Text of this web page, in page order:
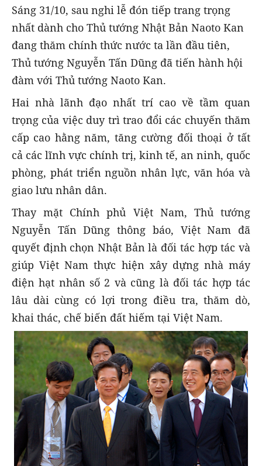
Sáng 31/10, sau nghi lễ đón tiếp trang trọng
nhất dành cho Thủ tướng Nhật Bản Naoto Kan
đang thăm chính thức nước ta lần đầu tiên,
Thủ tướng Nguyễn Tấn Dũng đã tiến hành hội
đàm với Thủ tướng Naoto Kan.
Hai nhà lãnh đạo nhất trí cao về tầm quan
trọng của việc duy trì trao đổi các chuyến thăm
cấp cao hằng năm, tăng cường đối thoại ở tất
cả các lĩnh vực chính trị, kinh tế, an ninh, quốc
phòng, phát triển nguồn nhân lực, văn hóa và
giao lưu nhân dân.
Thay mặt Chính phủ Việt Nam, Thủ tướng
Nguyễn Tấn Dũng thông báo, Việt Nam đã
quyết định chọn Nhật Bản là đối tác hợp tác và
giúp Việt Nam thực hiện xây dựng nhà máy
điện hạt nhân số 2 và cũng là đối tác hợp tác
lâu dài cùng có lợi trong điều tra, thăm dò,
khai thác, chế biến đất hiếm tại Việt Nam.